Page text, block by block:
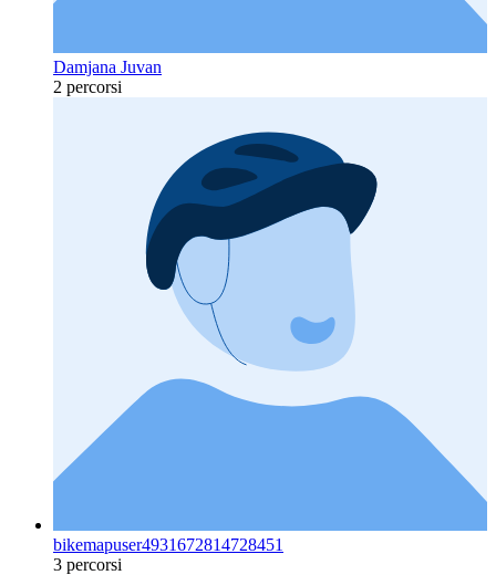
Damjana Juvan
2 percorsi
bikemapuser4931672814728451
3 percorsi